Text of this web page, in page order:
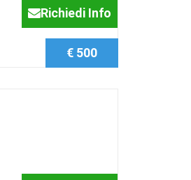
Richiedi Info
€ 500